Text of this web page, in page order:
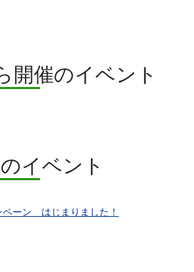
開催のイベント
イベント
ーン はじまりました！